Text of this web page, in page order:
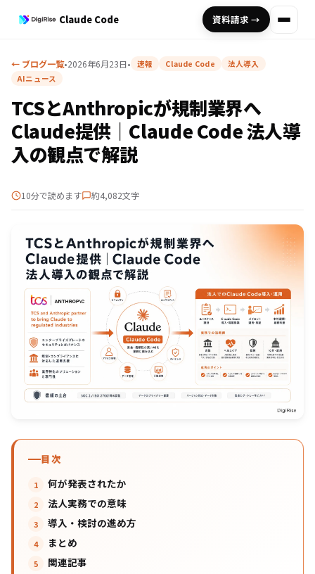
Claude Code 資料請求 →
← ブログ一覧•2026年6月23日• 速報 Claude Code
法人導入
AIニュース
TCSとAnthropicが規制業界へ
Claude提供｜Claude Code 法人導
入の観点で解説
10分で読めます 約4,082文字
目次
何が発表されたか
法人実務での意味
導入・検討の進め方
まとめ
関連記事